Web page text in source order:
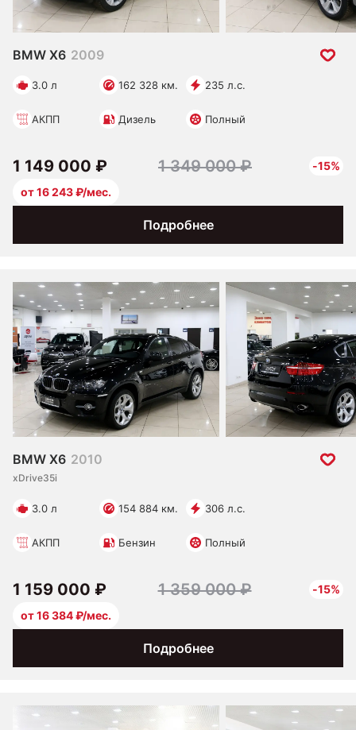
BMW X6 2009
3.0 л 162 328 км. 235 л.с.
АКПП Дизель Полный
Подробнее
1 149 000 ₽ 1 349 000 ₽
-15%
от 16 243 ₽/мес.
BMW X6 2010
xDrive35i
3.0 л 154 884 км. 306 л.с.
АКПП Бензин Полный
Подробнее
1 159 000 ₽ 1 359 000 ₽
-15%
от 16 384 ₽/мес.